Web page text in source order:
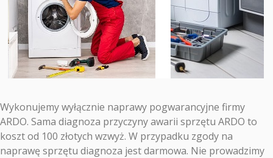
Wykonujemy wyłącznie naprawy pogwarancyjne firmy
ARDO. Sama diagnoza przyczyny awarii sprzętu ARDO to
koszt od 100 złotych wzwyż. W przypadku zgody na
naprawę sprzętu diagnoza jest darmowa. Nie prowadzimy